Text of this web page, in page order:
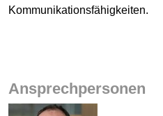
Kommunikationsfähigkeiten.
Ansprechpersonen